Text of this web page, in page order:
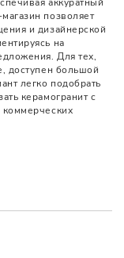
позволяет
и дизайнерской
на
Для тех,
доступен большой
легко подобрать
керамогранит с
коммерческих